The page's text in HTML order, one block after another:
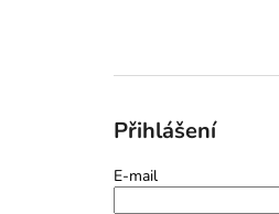
Přihlášení
E-mail